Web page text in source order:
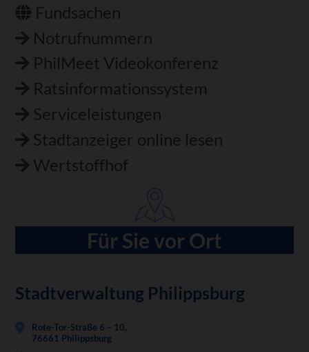
Fundsachen
Notrufnummern
PhilMeet Videokonferenz
Ratsinformationssystem
Serviceleistungen
Stadtanzeiger online lesen
Wertstoffhof
Für Sie vor Ort
Stadtverwaltung Philippsburg
Rote-Tor-Straße 6 – 10,
76661 Philippsburg